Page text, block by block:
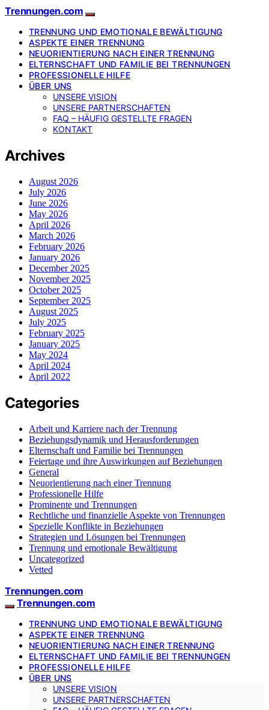
Trennungen.com
TRENNUNG UND EMOTIONALE BEWÄLTIGUNG
ASPEKTE EINER TRENNUNG
NEUORIENTIERUNG NACH EINER TRENNUNG
ELTERNSCHAFT UND FAMILIE BEI TRENNUNGEN
PROFESSIONELLE HILFE
ÜBER UNS
UNSERE VISION
UNSERE PARTNERSCHAFTEN
FAQ – HÄUFIG GESTELLTE FRAGEN
KONTAKT
Archives
August 2026
July 2026
June 2026
May 2026
April 2026
March 2026
February 2026
January 2026
December 2025
November 2025
October 2025
September 2025
August 2025
July 2025
February 2025
January 2025
May 2024
April 2024
April 2022
Categories
Arbeit und Karriere nach der Trennung
Beziehungsdynamik und Herausforderungen
Elternschaft und Familie bei Trennungen
Feiertage und ihre Auswirkungen auf Beziehungen
General
Neuorientierung nach einer Trennung
Professionelle Hilfe
Prominente und Trennungen
Rechtliche und finanzielle Aspekte von Trennungen
Spezielle Konflikte in Beziehungen
Strategien und Lösungen bei Trennungen
Trennung und emotionale Bewältigung
Uncategorized
Vetted
Trennungen.com
Trennungen.com
TRENNUNG UND EMOTIONALE BEWÄLTIGUNG
ASPEKTE EINER TRENNUNG
NEUORIENTIERUNG NACH EINER TRENNUNG
ELTERNSCHAFT UND FAMILIE BEI TRENNUNGEN
PROFESSIONELLE HILFE
ÜBER UNS
UNSERE VISION
UNSERE PARTNERSCHAFTEN